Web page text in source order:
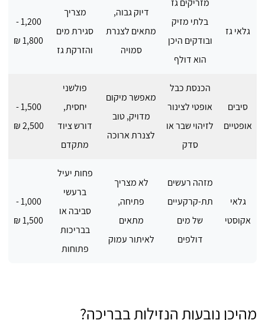
גלאי גז
מזריקים גז
בלתי מזיק
ובודקים היכן
הוא דולף
דיוק גבוה,
מתאים לצנרת
סמויה
מצריך
סגירת מים
והזרקת גז
1,200 -
1,800 ₪
סיבים
אופטיים
הכנסת כבל
אופטי לצינור
לזיהוי שבר או
סדק
מאפשר מיקום
מדויק, טוב
לצנרת ארוכה
פולשני
יחסית,
דורש ציוד
מתקדם
1,500 -
2,500 ₪
גלאי
אקוסטי
מזהה רעשים
תת-קרקעיים
של מים
דולפים
לא מצריך
פתיחה,
מתאים
לאיתור עמוק
פחות יעיל
ברעשי
סביבה או
בבריכות
פתוחות
1,000 -
1,500 ₪
מהיכן נובעות הנזילות בבריכה?